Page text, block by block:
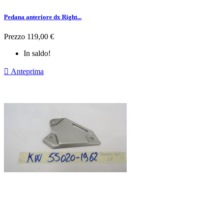
Pedana anteriore dx Right...
Prezzo 119,00 €
In saldo!
 Anteprima